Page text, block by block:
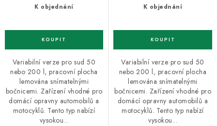
K objednání
Variabilní verze pro sud 50
nebo 200 l, pracovní plocha
lemována snímatelnými
bočnicemi. Zařízení vhodné pro
domácí opravny automobilů a
motocyklů. Tento typ nabízí
vysokou...
K objednání
Variabilní verze pro sud 50
nebo 200 l, pracovní plocha
lemována snímatelnými
bočnicemi. Zařízení vhodné pro
domácí opravny automobilů a
motocyklů. Tento typ nabízí
vysokou...